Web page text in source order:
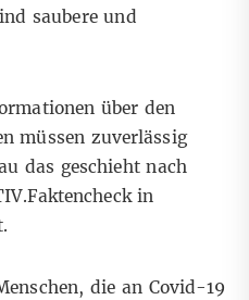
saubere und
über den
müssen zuverlässig
das geschieht nach
in
die an Covid-19